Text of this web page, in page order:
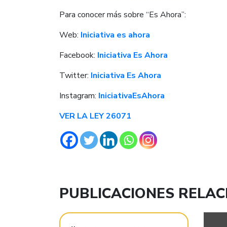
Para conocer más sobre “Es Ahora”:
Web: Iniciativa es ahora
Facebook: Iniciativa Es Ahora
Twitter: Iniciativa Es Ahora
Instagram: IniciativaEsAhora
VER LA LEY 26071
PUBLICACIONES